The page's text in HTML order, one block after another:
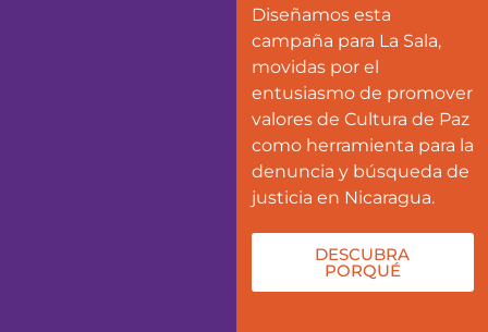
Diseñamos esta
campaña para La Sala,
movidas por el
entusiasmo de promover
valores de Cultura de Paz
como herramienta para la
denuncia y búsqueda de
justicia en Nicaragua.
DESCUBRA
PORQUÉ